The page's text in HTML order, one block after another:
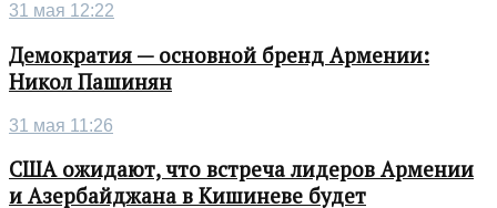
31 мая 12:22
Демократия — основной бренд Армении:
Никол Пашинян
31 мая 11:26
США ожидают, что встреча лидеров Армении
и Азербайджана в Кишиневе будет